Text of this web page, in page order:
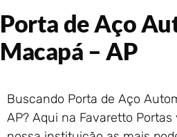
Porta de Aço
Macapá – AP
Buscando Porta de Aço
AP? Aqui na Favaretto